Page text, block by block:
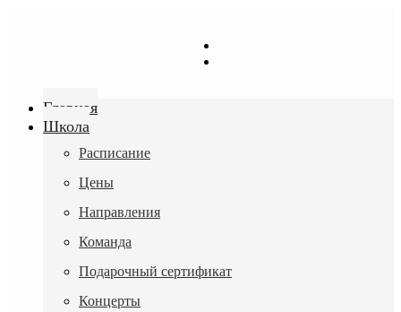
Главная
Школа
Расписание
Цены
Направления
Команда
Подарочный сертификат
Концерты